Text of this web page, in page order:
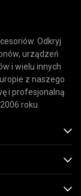
Odkryj
urządzeń
i wielu innych
z naszego
i profesjonalną
roku.